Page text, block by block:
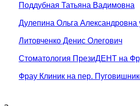
Поддубная Татьяна Вадимовна
Дулепина Ольга Александровна
Литовченко Денис Олегович
Стоматология ПрезиДЕНТ на
Фрау Клиник на пер.